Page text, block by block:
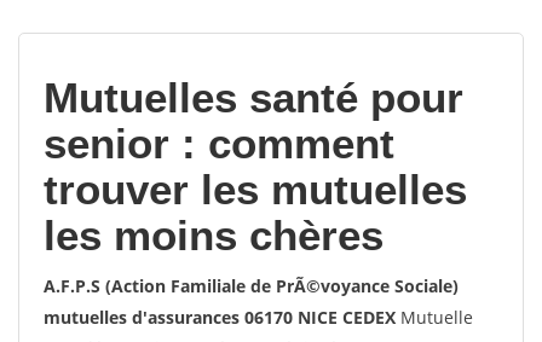
Mutuelles santé pour
senior : comment
trouver les mutuelles
les moins chères
A.F.P.S (Action Familiale de PrÃ©voyance Sociale)
mutuelles d'assurances 06170 NICE CEDEX Mutuelle